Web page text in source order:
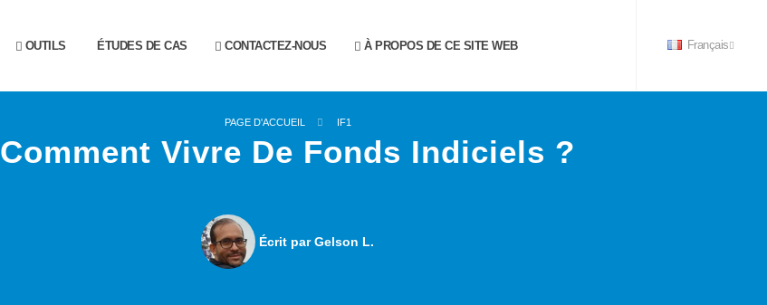
OUTILS ÉTUDES DE CAS CONTACTEZ-NOUS À PROPOS DE CE SITE WEB Français
PAGE D'ACCUEIL IF1
Comment Vivre De Fonds Indiciels ?
Écrit par Gelson L.